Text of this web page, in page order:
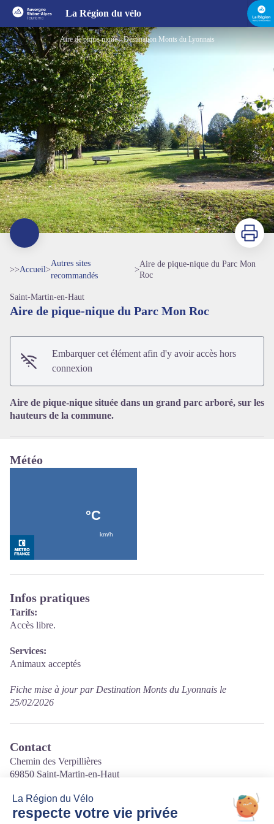
La Région du vélo
Aire de pique-nique - Destination Monts du Lyonnais
Imprimer
>>Accueil>
Autres sites
recommandés
>
Aire de pique-nique du Parc Mon
Roc
Saint-Martin-en-Haut
Aire de pique-nique du Parc Mon Roc
Embarquer cet élément afin d'y avoir accès hors
connexion
Aire de pique-nique située dans un grand parc arboré, sur les
hauteurs de la commune.
Météo
Infos pratiques
Tarifs:
Accès libre.
Services:
Animaux acceptés
Fiche mise à jour par Destination Monts du Lyonnais le
25/02/2026
Contact
Chemin des Verpillières
69850 Saint-Martin-en-Haut
Courriel:
mairie@stmarth.fr